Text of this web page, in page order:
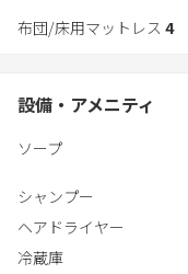
ガーデンビュー
リネン
独立式
エアコン
暖房
冷蔵庫
電気ポット
布団、シーティングエ
必要です。
布団/床用マットレス 4
設備・アメニティ
ソープ
シャンプー
ヘアドライヤー
冷蔵庫